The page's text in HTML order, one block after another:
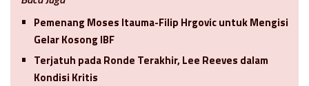
Pemenang Moses Itauma-Filip Hrgovic untuk Mengisi
Gelar Kosong IBF
Terjatuh pada Ronde Terakhir, Lee Reeves dalam
Kondisi Kritis